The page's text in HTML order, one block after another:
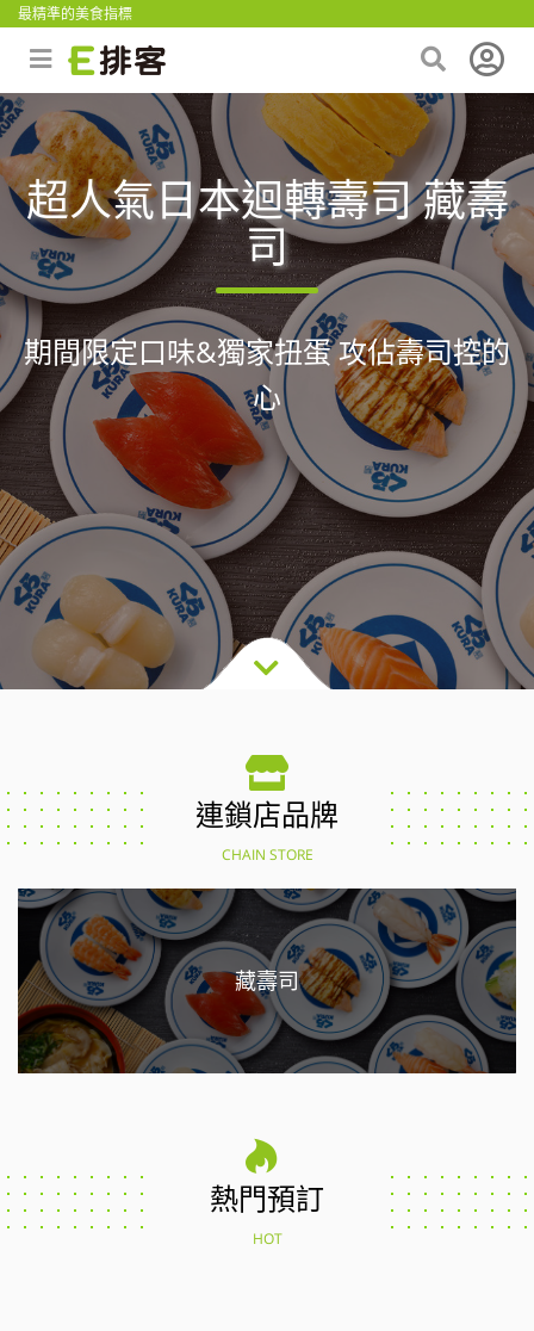
最精準的美食指標
超人氣日本迴轉壽司 藏壽
司
期間限定口味&獨家扭蛋 攻佔壽司控的
心
連鎖店品牌
CHAIN STORE
藏壽司
熱門預訂
HOT